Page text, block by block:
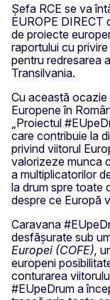
Șefa RCE se va
EUROPE DIRECT
de proiecte
raportului cu
pentru redresarea
Transilvania.
Cu această
Europene în
„Proiectul
care contribuie la
privind viitorul
valorizeze munca
a multiplicatorilor
la drum spre toate
despre ce Europă
Caravana
desfăşurate sub
Europei (COFE),
europeni
conturarea
#EUpeDrum a